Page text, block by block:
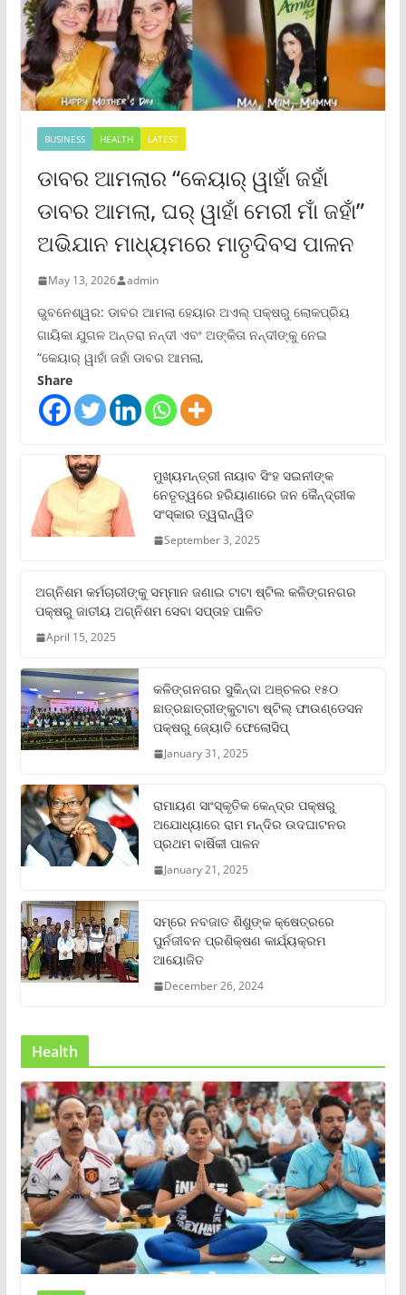
BUSINESS HEALTH LATEST
ଡାବର ଆମଲାର “କେୟାର୍ ୱାହାଁ ଜହାଁ
ଡାବର ଆମଲା, ଘର୍ ୱାହାଁ ମେରୀ ମାଁ ଜହାଁ”
ଅଭିଯାନ ମାଧ୍ୟମରେ ମାତୃଦିବସ ପାଳନ
May 13, 2026 admin
ଭୁବନେଶ୍ୱର: ଡାବର ଆମଲା ହେୟାର ଅଏଲ୍ ପକ୍ଷରୁ ଲୋକପ୍ରିୟ
ଗାୟିକା ଯୁଗଳ ଅନ୍ତରା ନନ୍ଦୀ ଏବଂ ଅଙ୍କିତା ନନ୍ଦୀଙ୍କୁ ନେଇ
“କେୟାର୍ ୱାହାଁ ଜହାଁ ଡାବର ଆମଲା,
Share
ମୁଖ୍ୟମନ୍ତ୍ରୀ ନାୟାବ ସିଂହ ସଇନୀଙ୍କ
ନେତୃତ୍ୱରେ ହରିୟାଣାରେ ଜନ କୈନ୍ଦ୍ରୀକ
ସଂସ୍କାର ତ୍ୱରାନ୍ୱିତ
September 3, 2025
ଅଗ୍ନିଶମ କର୍ମଚାରୀଙ୍କୁ ସମ୍ମାନ ଜଣାଇ ଟାଟା ଷ୍ଟିଲ କଳିଙ୍ଗନଗର
ପକ୍ଷରୁ ଜାତୀୟ ଅଗ୍ନିଶମ ସେବା ସପ୍ତାହ ପାଳିତ
April 15, 2025
କଳିଙ୍ଗନଗର ସୁକିନ୍ଦା ଅଞ୍ଚଳର ୧୫୦
ଛାତ୍ରଛାତ୍ରୀଙ୍କୁଟାଟା ଷ୍ଟିଲ୍ ଫାଉଣ୍ଡେସନ
ପକ୍ଷରୁ ଜ୍ୟୋତି ଫେଲୋସିପ୍‌
January 31, 2025
ରାମାୟଣ ସାଂସ୍କୃତିକ କେନ୍ଦ୍ର ପକ୍ଷରୁ
ଅଯୋଧ୍ୟାରେ ରାମ ମନ୍ଦିର ଉଦଘାଟନର
ପ୍ରଥମ ବାର୍ଷିକୀ ପାଳନ
January 21, 2025
ସମ୍‌ରେ ନବଜାତ ଶିଶୁଙ୍କ କ୍ଷେତ୍ରରେ
ପୁର୍ନଜୀବନ ପ୍ରଶିକ୍ଷଣ କାର୍ଯ୍ୟକ୍ରମ
ଆୟୋଜିତ
December 26, 2024
Health